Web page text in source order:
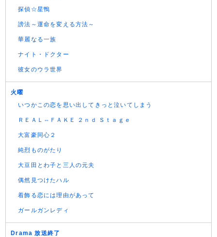
探偵☆星鴨
謗法～運命を変える方法～
華麗なる一族
ナイト・ドクター
彼女のウラ世界
火曜
いつかこの恋を思い出してきっと泣いてしまう
ＲＥＡＬ⇔ＦＡＫＥ ２ｎｄ Ｓｔａｇｅ
大富豪同心２
純烈ものがたり
大豆田とわ子と三人の元夫
偶然見つけたハル
着飾る恋には理由があって
ガールガンレディ
Drama 放送終了